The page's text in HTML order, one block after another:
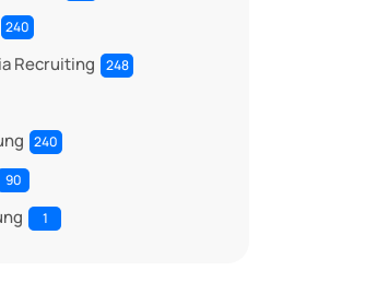
240
Recruiting 248
240
90
1